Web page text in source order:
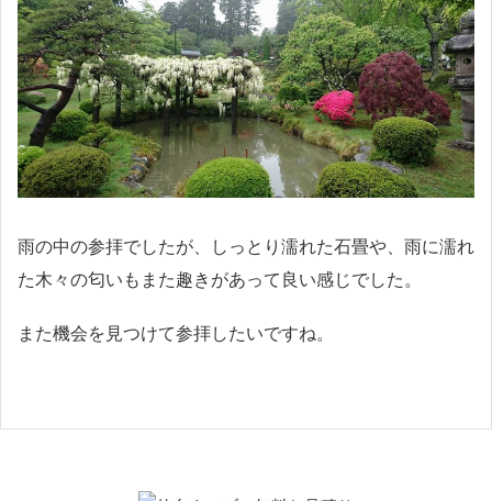
雨の中の参拝でしたが、しっとり濡れた石畳や、雨に濡れ
た木々の匂いもまた趣きがあって良い感じでした。
また機会を見つけて参拝したいですね。